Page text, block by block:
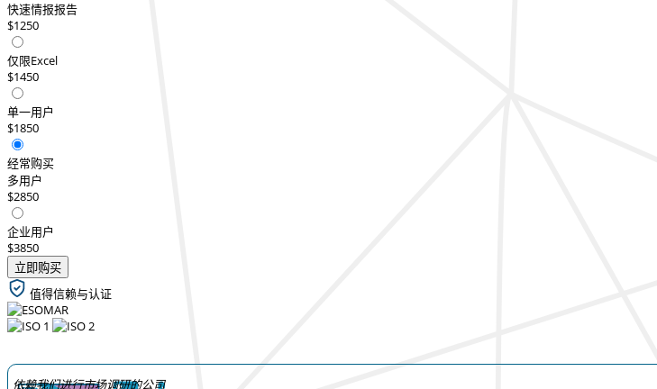
快速情报报告
$1250
仅限Excel
$1450
单一用户
$1850
经常购买
多用户
$2850
企业用户
$3850
立即购买
值得信赖与认证
依赖我们进行市场调研的公司